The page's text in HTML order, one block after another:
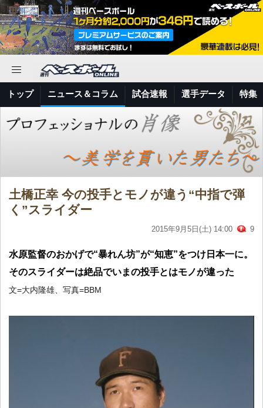
トップ ニュース＆コラム 試合速報 選手データ 特集
土橋正幸 今の投手とモノが違う“中指で弾
く”スライダー
2015年9月5日(土) 14:00 9
水原監督のおかげで“暴れん坊”が“知恵”をつけ日本一に。
そのスライダーは絶品でいまの投手とはモノが違った
文=大内隆雄、写真=BBM